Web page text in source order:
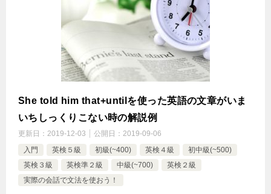
She told him that+untilを使った英語の文章がいま
いちしっくりこない時の解説例
更新日： 2019-12-03 公開日： 2019-09-06
入門
英検５級 初級(~400) 英検４級
初中級(~500)
英検３級
英検準２級 中級(~700)
英検２級
実際の会話で文法を使おう！